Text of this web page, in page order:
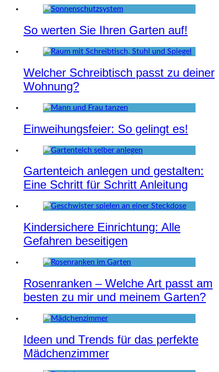
So werten Sie Ihren Garten auf!
Welcher Schreibtisch passt zu deiner
Wohnung?
Einweihungsfeier: So gelingt es!
Gartenteich anlegen und gestalten:
Eine Schritt für Schritt Anleitung
Kindersichere Einrichtung: Alle
Gefahren beseitigen
Rosenranken – Welche Art passt am
besten zu mir und meinem Garten?
Ideen und Trends für das perfekte
Mädchenzimmer